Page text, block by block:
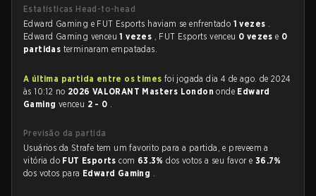
Estatísticas Head-to-head
Edward Gaming e FUT Esports haviam se enfrentado 1 vezes .
Edward Gaming venceu1 vezes , FUT Esports venceu 0 vezese 0
partidas terminaram empatadas.
A última partida entre os times foi jogada dia 4 de ago. de 2024
às 10:12 no 2026 VALORANT Masters Londononde Edward
Gaming venceu 2 - 0 .
Previsão da partida
Usuários da Strafe tem um favorito para a partida, e preveem a
vitória do FUT Esportscom 63.3%dos votos a seu favor e 36.7%
dos votos para Edward Gaming .